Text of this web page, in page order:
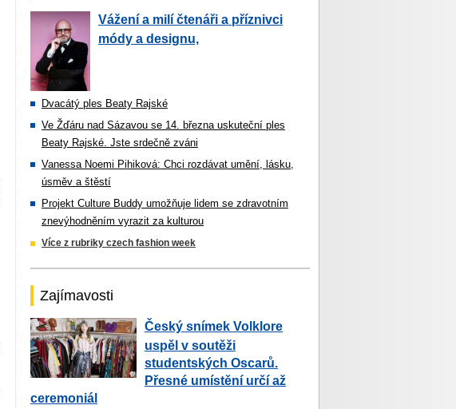
Vážení a milí čtenáři a příznivci
módy a designu,
Dvacátý ples Beaty Rajské
Ve Žďáru nad Sázavou se 14. března uskuteční ples
Beaty Rajské. Jste srdečně zváni
Vanessa Noemi Pihiková: Chci rozdávat umění, lásku,
úsměv a štěstí
Projekt Culture Buddy umožňuje lidem se zdravotním
znevýhodněním vyrazit za kulturou
Více z rubriky czech fashion week
Zajímavosti
Český snímek Volklore
uspěl v soutěži
studentských Oscarů.
Přesné umístění určí až
ceremoniál